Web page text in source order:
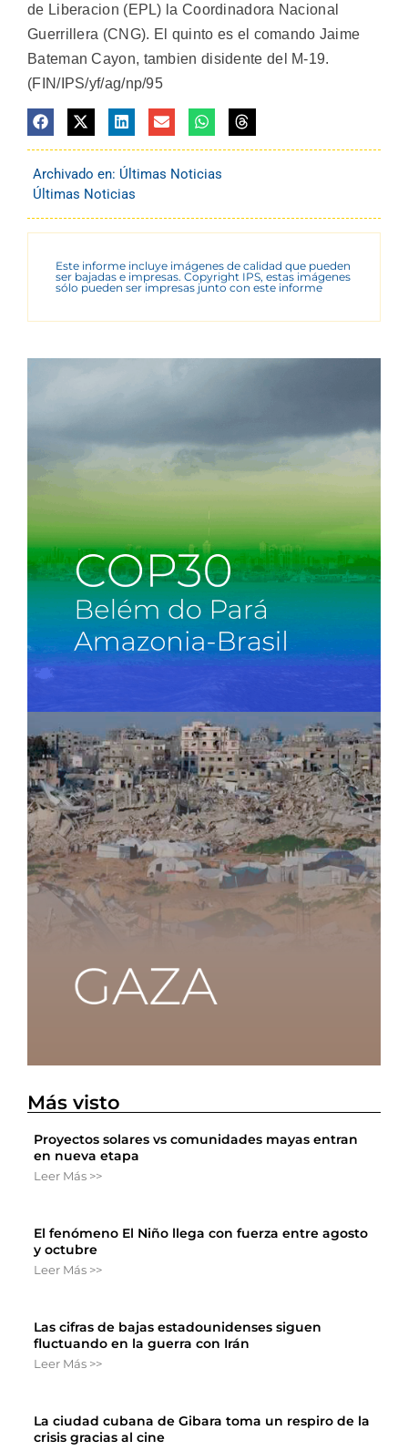
de Liberacion (EPL) la Coordinadora Nacional
Guerrillera (CNG). El quinto es el comando Jaime
Bateman Cayon, tambien disidente del M-19.
(FIN/IPS/yf/ag/np/95
Archivado en: Últimas Noticias
Últimas Noticias
Este informe incluye imágenes de calidad que pueden
ser bajadas e impresas. Copyright IPS, estas imágenes
sólo pueden ser impresas junto con este informe
Más visto
Proyectos solares vs comunidades mayas entran
en nueva etapa
Leer Más >>
El fenómeno El Niño llega con fuerza entre agosto
y octubre
Leer Más >>
Las cifras de bajas estadounidenses siguen
fluctuando en la guerra con Irán
Leer Más >>
La ciudad cubana de Gibara toma un respiro de la
crisis gracias al cine